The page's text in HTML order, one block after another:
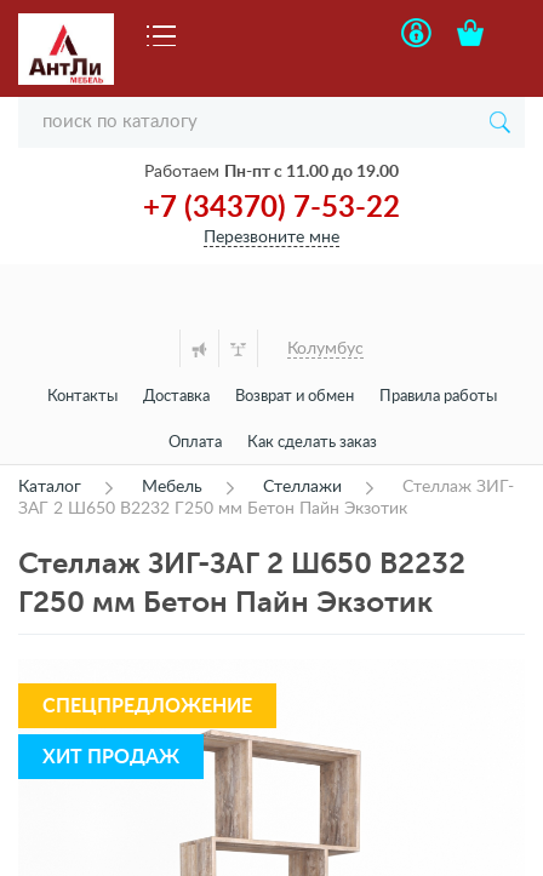
Работаем Пн-пт с 11.00 до 19.00
+7 (34370) 7-53-22
Перезвоните мне
Колумбус
Контакты Доставка Возврат и обмен Правила работы
Оплата Как сделать заказ
Каталог Мебель Стеллажи
Стеллаж ЗИГ-
ЗАГ 2 Ш650 В2232 Г250 мм Бетон Пайн Экзотик
Стеллаж ЗИГ-ЗАГ 2 Ш650 В2232
Г250 мм Бетон Пайн Экзотик
СПЕЦПРЕДЛОЖЕНИЕ
ХИТ ПРОДАЖ